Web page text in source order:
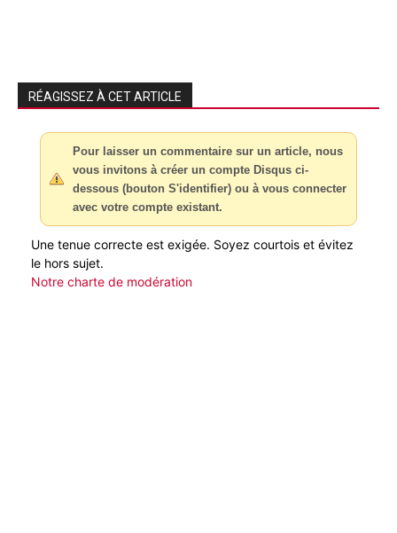
RÉAGISSEZ À CET ARTICLE
Pour laisser un commentaire sur un article, nous
vous invitons à créer un compte Disqus ci-
dessous (bouton S'identifier) ou à vous connecter
avec votre compte existant.
Une tenue correcte est exigée. Soyez courtois et évitez
le hors sujet.
Notre charte de modération